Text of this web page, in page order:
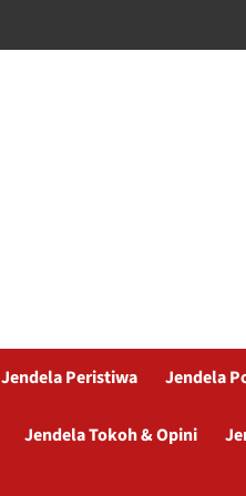
Jendela Peristiwa Jendela
Jendela Tokoh & Opini